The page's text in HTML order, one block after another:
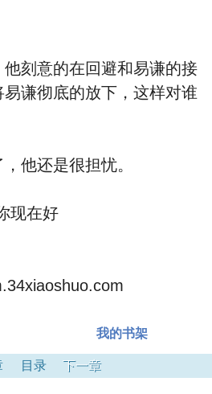
刻意的在回避和易谦的接
谦彻底的放下，这样对谁
他还是很担忧。
现在好
我的书架
目录 下一章